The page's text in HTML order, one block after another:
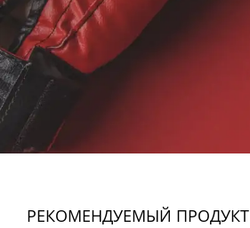
ФИТНЕС
РЕКОМЕНДУЕМЫЙ ПРОДУКТ